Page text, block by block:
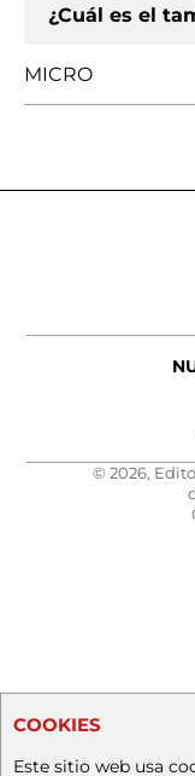
¿Cuál es el
MICRO
© 2026,
COOKIES
Este sitio web usa